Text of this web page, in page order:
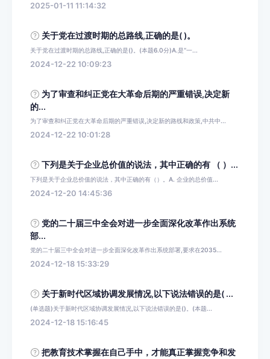
2025-01-11 11:14:32
关于党在过渡时期的总路线,正确的是( )。
关于党在过渡时期的总路线,正确的是()。(本题6.0分)A.是“一...
2024-12-22 10:09:23
为了审查和纠正党在大革命后期的严重错误,决定新
的...
为了审查和纠正党在大革命后期的严重错误,决定新的路线和政策,中共中...
2024-12-22 10:01:28
下列是关于企业总价值的说法，其中正确的有 （ ）...
下列是关于企业总价值的说法，其中正确的有（）。A. 企业的总价值...
2024-12-20 14:45:36
党的二十届三中全会对进一步全面深化改革作出系统
部...
党的二十届三中全会对进一步全面深化改革作出系统部署,要求在2035...
2024-12-18 15:33:29
关于新时代区域协调发展情况,以下说法错误的是( ...
(单选题)关于新时代区域协调发展情况,以下说法错误的是()。(本题...
2024-12-18 15:16:45
把教育技术掌握在自己手中，才能真正掌握竞争和发